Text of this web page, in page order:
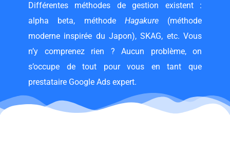
Différentes méthodes de gestion existent :
alpha beta, méthode Hagakure(méthode
moderne inspirée du Japon), SKAG, etc. Vous
n’y comprenez rien ? Aucun problème, on
s’occupe de tout pour vous en tant que
prestataire Google Ads expert.